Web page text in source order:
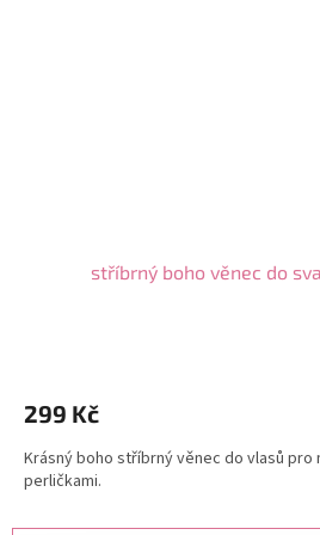
stříbrný boho věnec do
299 Kč
Krásný boho stříbrný věnec do vlasů
perličkami.